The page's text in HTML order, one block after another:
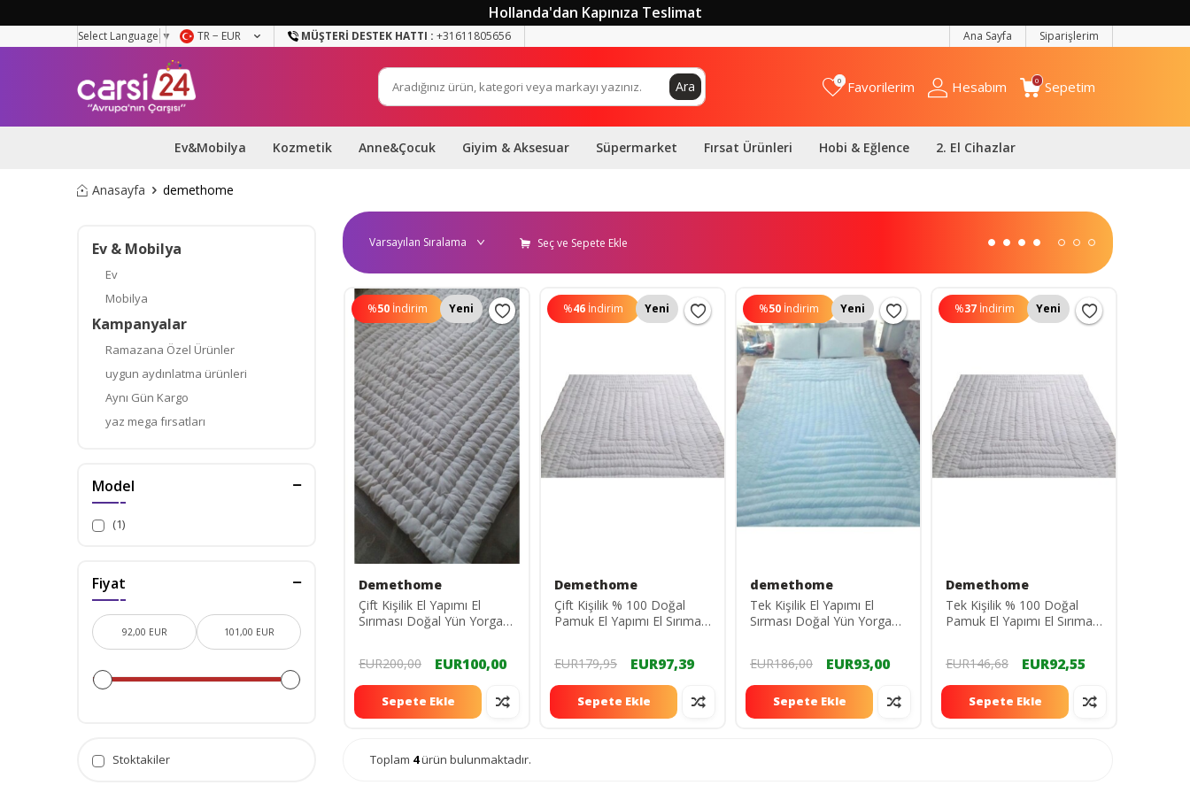
Hollanda'dan Kapınıza Teslimat
Select Language ▼ TR − EUR MÜŞTERI DESTEK HATTI : +31611805656 Ana Sayfa Siparişlerim
Ara 0 Favorilerim Hesabım 0 Sepetim
Ev&Mobilya Kozmetik Anne&Çocuk Giyim & Aksesuar Süpermarket Fırsat Ürünleri Hobi & Eğlence 2. El Cihazlar
Anasayfa demethome
Ev & Mobilya
Ev
Mobilya
Kampanyalar
Ramazana Özel Ürünler
uygun aydınlatma ürünleri
Aynı Gün Kargo
yaz mega fırsatları
Muhteşem İkili
Temizlik Ürünleri
Kampanyalı Ürünler
Model
(1)
Fiyat
Stoktakiler
Seç ve Sepete Ekle
%50 İndirim Yeni
Demethome
Çift Kişilik El Yapımı El
Sırıması Doğal Yün Yorgan
EUR200,00
EUR100,00
Sepete Ekle
%46 İndirim Yeni
Demethome
Çift Kişilik % 100 Doğal
Pamuk El Yapımı El Sırıması
EUR179,95
EUR97,39
Sepete Ekle
%50 İndirim Yeni
demethome
Tek Kişilik El Yapımı El
Sırması Doğal Yün Yorgan
EUR186,00
EUR93,00
Sepete Ekle
%37 İndirim Yeni
Demethome
Tek Kişilik % 100 Doğal
Pamuk El Yapımı El Sırıması
EUR146,68
EUR92,55
Sepete Ekle
Toplam 4ürün bulunmaktadır.